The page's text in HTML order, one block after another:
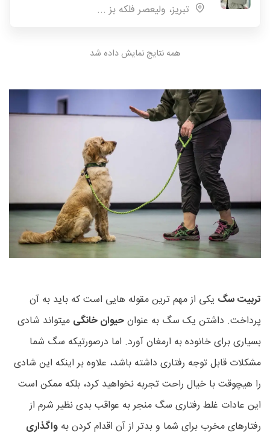
تبریز، ولیعصر فلکه بز ...
همه نتایج نمایش داده شد
تربیت سگ یکی از مهم ترین مقوله هایی است که باید به آن
پرداخت. داشتن یک سگ به عنوانحیوان خانگی میتواند شادی
بسیاری برای خانوده به ارمغان آورد. اما درصورتیکه سگ شما
مشکلات قابل توجه رفتاری داشته باشد، علاوه بر اینکه این شادی
را هیچوقت با خیال راحت تجربه نخواهید کرد، بلکه ممکن است
این عادات غلط رفتاری سگ منجر به عواقب بدی نظیر شرم از
رفتارهای مخرب برای شما و بدتر از آن اقدام کردن به واگذاری